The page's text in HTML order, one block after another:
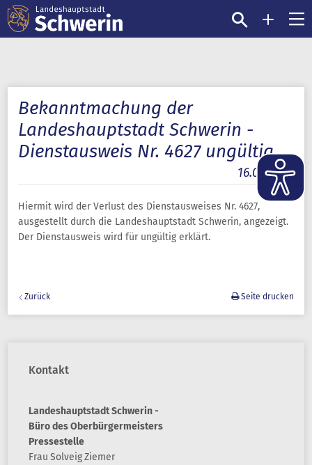
Bekanntmachung der
Landeshauptstadt Schwerin -
Dienstausweis Nr. 4627 ungültig
16.05.2022
Hiermit wird der Verlust des Dienstausweises Nr. 4627,
ausgestellt durch die Landeshauptstadt Schwerin, angezeigt.
Der Dienstausweis wird für ungültig erklärt.
Zurück Seite drucken
Kontakt
Landeshauptstadt Schwerin -
Büro des Oberbürgermeisters
Pressestelle
Frau SolveigZiemer